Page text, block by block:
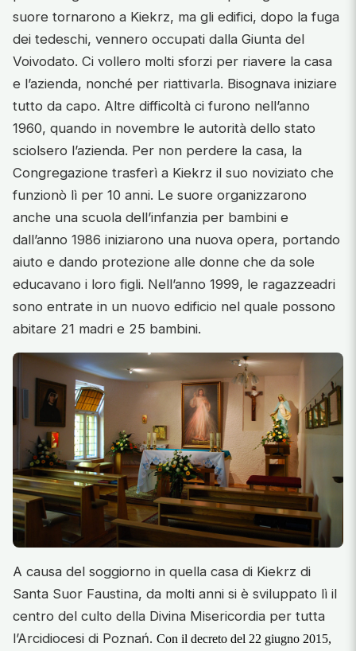
suore tornarono a Kiekrz, ma gli edifici, dopo la fuga
dei tedeschi, vennero occupati dalla Giunta del
Voivodato. Ci vollero molti sforzi per riavere la casa
e l’azienda, nonché per riattivarla. Bisognava iniziare
tutto da capo. Altre difficoltà ci furono nell’anno
1960, quando in novembre le autorità dello stato
sciolsero l’azienda. Per non perdere la casa, la
Congregazione trasferì a Kiekrz il suo noviziato che
funzionò lì per 10 anni. Le suore organizzarono
anche una scuola dell’infanzia per bambini e
dall’anno 1986 iniziarono una nuova opera, portando
aiuto e dando protezione alle donne che da sole
educavano i loro figli. Nell’anno 1999, le ragazzeadri
sono entrate in un nuovo edificio nel quale possono
abitare 21 madri e 25 bambini.
A causa del soggiorno in quella casa di Kiekrz di
Santa Suor Faustina, da molti anni si è sviluppato lì il
centro del culto della Divina Misericordia per tutta
l’Arcidiocesi di Poznań. Con il decreto del 22 giugno 2015,